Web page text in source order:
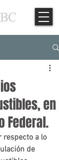
en
Federal.
respecto a lo
de